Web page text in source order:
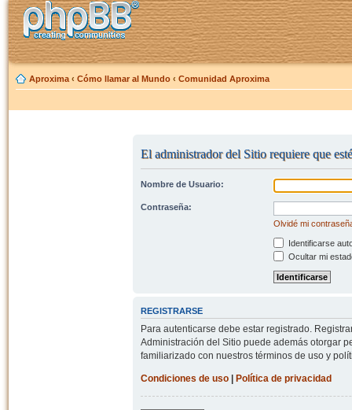
Aproxima ‹ Cómo llamar al Mundo ‹ Comunidad Aproxima
El administrador del Sitio requiere que
Nombre de Usuario:
Contraseña:
Olvidé mi
Identificarse
Ocultar mi
REGISTRARSE
Para autenticarse debe estar registrado.
Administración del Sitio puede además otorgar
familiarizado con nuestros términos de uso y
Condiciones de uso| Política de privacidad